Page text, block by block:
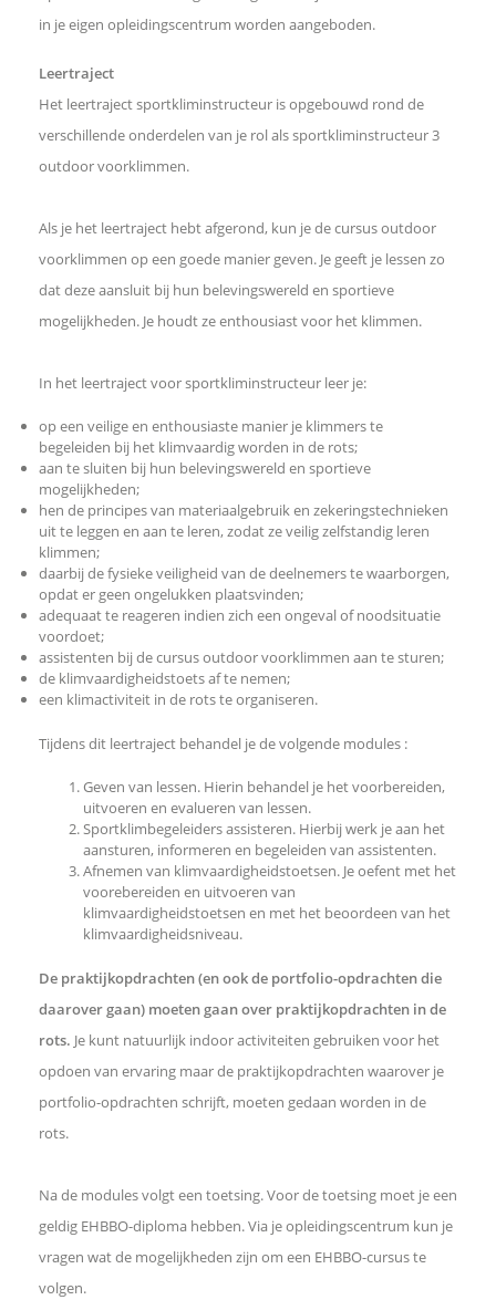
in je eigen opleidingscentrum worden aangeboden.
Leertraject
Het leertraject sportkliminstructeur is opgebouwd rond de
verschillende onderdelen van je rol als sportkliminstructeur 3
outdoor voorklimmen.
Als je het leertraject hebt afgerond, kun je de cursus outdoor
voorklimmen op een goede manier geven. Je geeft je lessen zo
dat deze aansluit bij hun belevingswereld en sportieve
mogelijkheden. Je houdt ze enthousiast voor het klimmen.
In het leertraject voor sportkliminstructeur leer je:
op een veilige en enthousiaste manier je klimmers te
begeleiden bij het klimvaardig worden in de rots;
aan te sluiten bij hun belevingswereld en sportieve
mogelijkheden;
hen de principes van materiaalgebruik en zekeringstechnieken
uit te leggen en aan te leren, zodat ze veilig zelfstandig leren
klimmen;
daarbij de fysieke veiligheid van de deelnemers te waarborgen,
opdat er geen ongelukken plaatsvinden;
adequaat te reageren indien zich een ongeval of noodsituatie
voordoet;
assistenten bij de cursus outdoor voorklimmen aan te sturen;
de klimvaardigheidstoets af te nemen;
een klimactiviteit in de rots te organiseren.
Tijdens dit leertraject behandel je de volgende modules :
Geven van lessen. Hierin behandel je het voorbereiden,
uitvoeren en evalueren van lessen.
Sportklimbegeleiders assisteren. Hierbij werk je aan het
aansturen, informeren en begeleiden van assistenten.
Afnemen van klimvaardigheidstoetsen. Je oefent met het
voorebereiden en uitvoeren van
klimvaardigheidstoetsen en met het beoordeen van het
klimvaardigheidsniveau.
De praktijkopdrachten (en ook de portfolio-opdrachten die
daarover gaan) moeten gaan over praktijkopdrachten in de
rots. Je kunt natuurlijk indoor activiteiten gebruiken voor het
opdoen van ervaring maar de praktijkopdrachten waarover je
portfolio-opdrachten schrijft, moeten gedaan worden in de
rots.
Na de modules volgt een toetsing. Voor de toetsing moet je een
geldig EHBBO-diploma hebben. Via je opleidingscentrum kun je
vragen wat de mogelijkheden zijn om een EHBBO-cursus te
volgen.